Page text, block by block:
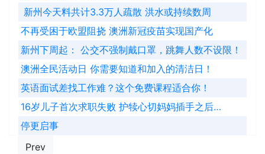
​ 新州今天料共计3.3万人疏散 洪水或持续数周
不再受困于欧盟阻挠 澳洲新冠疫苗实现国产化
新州下周起： 公交不强制戴口罩，跳舞人数不设限！
澳洲全民活动日 你需要知道和加入的清洁日！
英语面试差找工作难？这个免费课程适合你！
16岁儿子首次求职失败 护犊心切妈妈插手之后…
停更启事
Prev